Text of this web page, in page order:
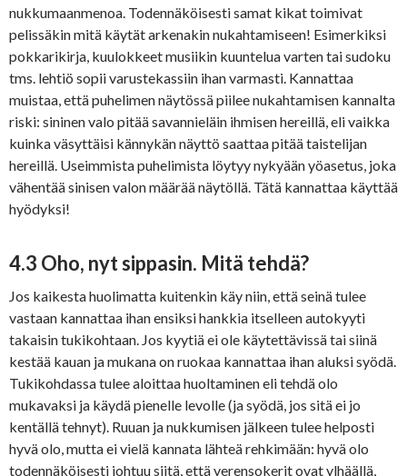
nukkumaanmenoa. Todennäköisesti samat kikat toimivat
pelissäkin mitä käytät arkenakin nukahtamiseen! Esimerkiksi
pokkarikirja, kuulokkeet musiikin kuuntelua varten tai sudoku
tms. lehtiö sopii varustekassiin ihan varmasti. Kannattaa
muistaa, että puhelimen näytössä piilee nukahtamisen kannalta
riski: sininen valo pitää savannieläin ihmisen hereillä, eli vaikka
kuinka väsyttäisi kännykän näyttö saattaa pitää taistelijan
hereillä. Useimmista puhelimista löytyy nykyään yöasetus, joka
vähentää sinisen valon määrää näytöllä. Tätä kannattaa käyttää
hyödyksi!
4.3 Oho, nyt sippasin. Mitä tehdä?
Jos kaikesta huolimatta kuitenkin käy niin, että seinä tulee
vastaan kannattaa ihan ensiksi hankkia itselleen autokyyti
takaisin tukikohtaan. Jos kyytiä ei ole käytettävissä tai siinä
kestää kauan ja mukana on ruokaa kannattaa ihan aluksi syödä.
Tukikohdassa tulee aloittaa huoltaminen eli tehdä olo
mukavaksi ja käydä pienelle levolle (ja syödä, jos sitä ei jo
kentällä tehnyt). Ruuan ja nukkumisen jälkeen tulee helposti
hyvä olo, mutta ei vielä kannata lähteä rehkimään: hyvä olo
todennäköisesti johtuu siitä, että verensokerit ovat ylhäällä,